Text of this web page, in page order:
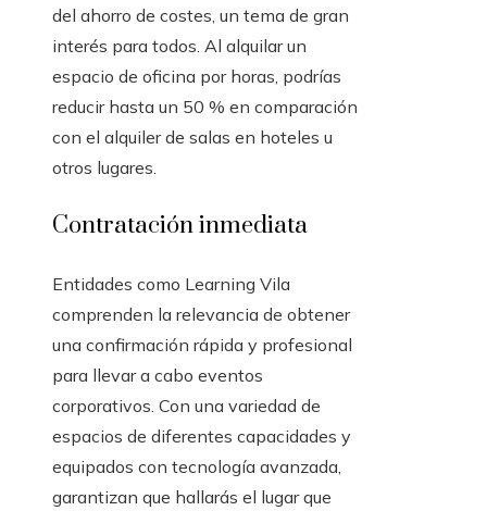
del ahorro de costes, un tema de gran
interés para todos. Al alquilar un
espacio de oficina por horas, podrías
reducir hasta un 50 % en comparación
con el alquiler de salas en hoteles u
otros lugares.
Contratación inmediata
Entidades como Learning Vila
comprenden la relevancia de obtener
una confirmación rápida y profesional
para llevar a cabo eventos
corporativos. Con una variedad de
espacios de diferentes capacidades y
equipados con tecnología avanzada,
garantizan que hallarás el lugar que